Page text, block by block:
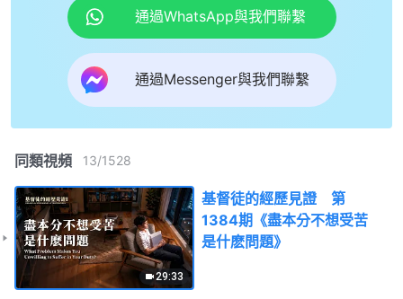
通過WhatsApp與我們聯繫
通過Messenger與我們聯繫
同類視頻 13/1528
29:33
基督徒的經歷見證 第
1384期《盡本分不想受苦
是什麽問題》